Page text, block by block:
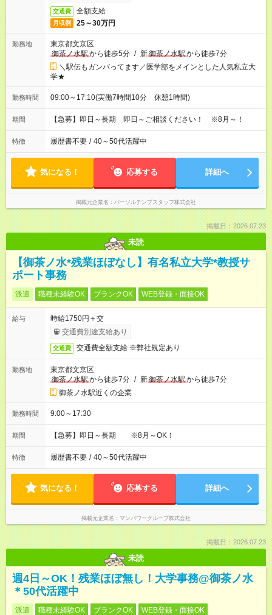
交通費 全額支給
月収例 25～30万円
勤務地
東京都文京区
御茶ノ水駅から徒歩5分 / 新御茶ノ水駅から徒歩7分
＼駅伝もガンバってます／医学部をメインとした人気私立大
学★
勤務時間 09:00～17:10(実働7時間10分 休憩1時間)
期間 【急募】即日～長期 即日～ご相談ください！ ※8月～！
特徴 履歴書不要 / 40～50代活躍中
気になる！ 応募する 詳細へ
掲載元企業名 パーソルテンプスタッフ株式会社
掲載日：2026.07.23
未読
【御茶ノ水*残業ほぼなし】有名私立大学*教授サ
ポート事務
派遣 職種未経験OK ブランクOK WEB登録・面接OK
給与
時給1750円＋交
交通費別途支給あり
交通費 交通費全額支給 ※弊社規定あり
勤務地
東京都文京区
御茶ノ水駅から徒歩7分 / 新御茶ノ水駅から徒歩7分
御茶ノ水駅近くの企業
勤務時間 9:00～17:30
期間 【急募】即日～長期 ※8月～OK！
特徴 履歴書不要 / 40～50代活躍中
気になる！ 応募する 詳細へ
掲載元企業名 マンパワーグループ株式会社
掲載日：2026.07.23
未読
週4日～OK！残業ほぼ無し！大学事務@御茶ノ水
＊50代活躍中
派遣 職種未経験OK ブランクOK WEB登録・面接OK